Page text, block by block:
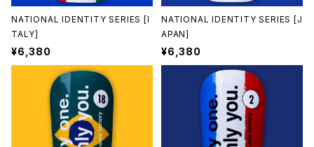
NATIONAL IDENTITY SERIES [I
TALY]
¥6,380
NATIONAL IDENTITY SERIES [J
APAN]
¥6,380